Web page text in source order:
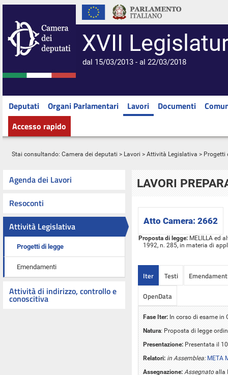
XVII
dal 15/03/2013 - al 22/03/2018
Deputati Organi Parlamentari Lavori Documenti
Accesso rapido
Stai consultando: Camera dei deputati > Lavori > Attività Legislativa > Progetti
Agenda dei Lavori
Resoconti
Attività Legislativa
Progetti di legge
Emendamenti
Attività di indirizzo, controllo e
conoscitiva
LAVORI
Atto Camera: 2662
Proposta di legge: MELILLA ed
1992, n. 285, in materia di
Iter Testi
OpenData
Fase Iter: In corso di esame in
Natura: Proposta di legge
Presentazione: Presentata il
Relatori: in Assemblea: META
Assegnazione: Assegnatoalla